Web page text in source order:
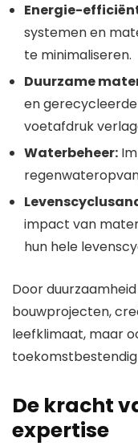
Energie-
systemen en
te minimaliseren.
Duurzame
en
voetafdruk
Waterbeheer:
impact van
hun hele
Door
bouwprojecten,
leefklimaat, maar
De kracht
expertise